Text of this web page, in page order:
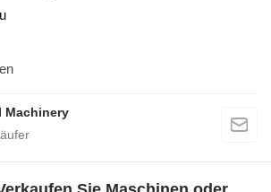
Machinery